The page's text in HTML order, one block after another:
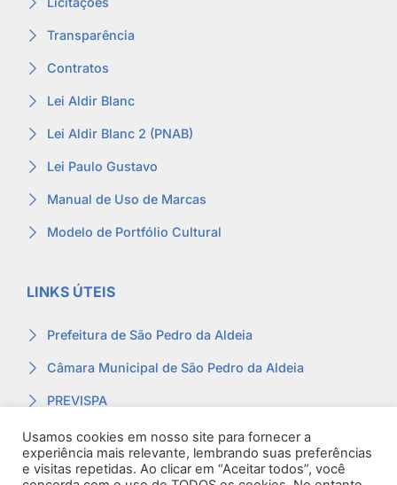
Transparência
Contratos
Lei Aldir Blanc
Lei Aldir Blanc 2 (PNAB)
Lei Paulo Gustavo
Manual de Uso de Marcas
Modelo de Portfólio Cultural
LINKS ÚTEIS
Prefeitura de São Pedro da Aldeia
Câmara Municipal de São Pedro da Aldeia
PREVISPA
Ouvidoria
Contracheque
Usamos cookies em nosso site para fornecer a
experiência mais relevante, lembrando suas preferências
e visitas repetidas. Ao clicar em “Aceitar todos”, você